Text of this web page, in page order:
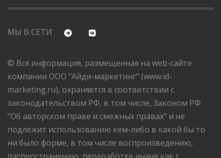
МЫ В СЕТИ
© Вся информация, размещенная на web-сайте
компании ООО "Айди-маркетинг" (www.id-
marketing.ru), охраняется в соответствии с
законодательством РФ, в том числе, Законом РФ
"Об авторском праве и смежных правах" и не
подлежит использованию кем-либо в какой бы то
ни было форме, в том числе воспроизведению,